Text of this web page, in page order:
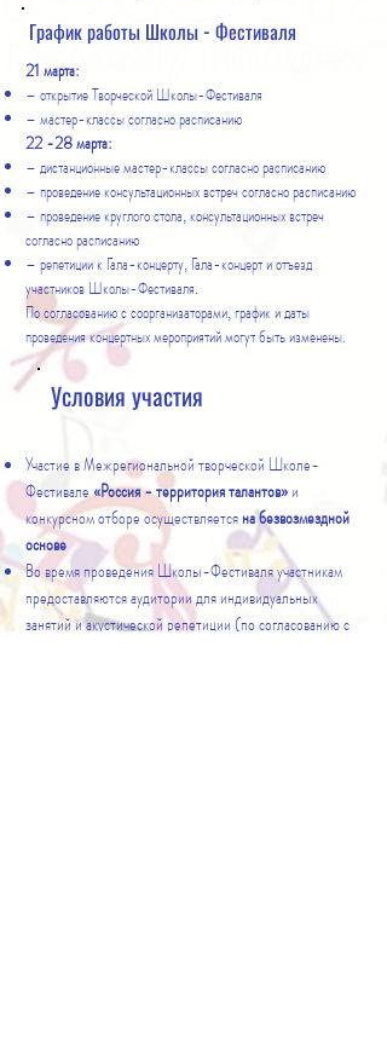
График работы Школы - Фестиваля
21 марта:
– открытие Творческой Школы-Фестиваля
– мастер-классы согласно расписанию
22 -28 марта:
– дистанционные мастер-классы согласно расписанию
– проведение консультационных встреч согласно расписанию
– проведение круглого стола, консультационных встреч
согласно расписанию
– репетиции к Гала-концерту, Гала-концерт и отъезд
участников Школы-Фестиваля.
По согласованию с соорганизаторами, график и даты
проведения концертных мероприятий могут быть изменены.
Условия участия
Участие в Межрегиональной творческой Школе-
Фестивале«Россия - территория талантов»и
конкурсном отборе осуществляетсяна безвозмездной
основе
Во время проведения Школы-Фестиваля участникам
предоставляются аудитории для индивидуальных
занятий и акустической репетиции (по согласованию с